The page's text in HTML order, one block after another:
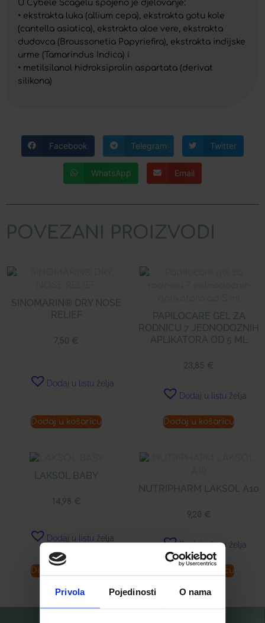
Privola Pojedinosti O nama
U Cybele Scagelu spojeno je djelovanje:
• ekstrakta luka (allium cepa), ekstrakta gotu kole
(cantella asiatica), ekstrakta aloe vere, ekstrakta
dudovca (Broussonetia Papyriefira), ekstrakta indijske
urme (Tamarindus Indica) i
• metilsilanol hidroksiprolin aspartata (derivat
silikona)
Facebook Telegram Twitter
WhatsApp Email
POVEZANI PROIZVODI
SINOMARIN® DRY NOSE
RELIEF
7,50 €
Dodaj u listu želja
Dodaj u košaricu
PAPILOCARE GEL ZA
RODNICU 7 JEDNODOZNIH
APLIKATORA OD 5 ML
23,85 €
Dodaj u listu želja
Dodaj u košaricu
LAKSOL BABY
14,98 €
Dodaj u listu želja
Dodaj u košaricu
NUTRIPHARM LAKSOL A10
9,20 €
Dodaj u listu želja
Dodaj u košaricu